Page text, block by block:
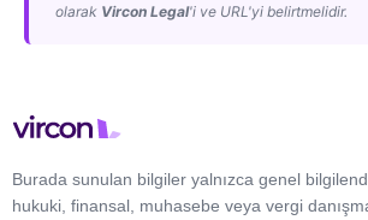
olarak Vircon Legal'i ve URL'yi belirtmelidir.
Burada sunulan bilgiler yalnızca genel
hukuki, finansal, muhasebe veya vergi